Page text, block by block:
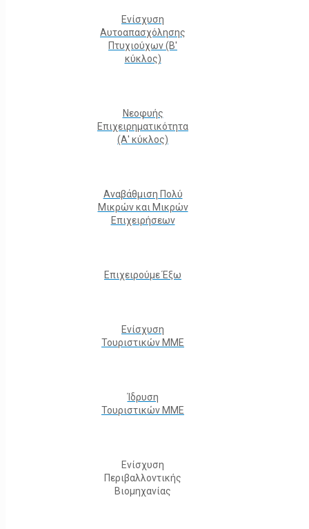
Ενίσχυση
Αυτοαπασχόλησης
Πτυχιούχων (Β'
κύκλος)
Νεοφυής
Επιχειρηματικότητα
(Α' κύκλος)
Αναβάθμιση Πολύ
Μικρών και Μικρών
Επιχειρήσεων
Επιχειρούμε Έξω
Ενίσχυση
Τουριστικών ΜΜΕ
Ίδρυση
Τουριστικών ΜΜΕ
Ενίσχυση
Περιβαλλοντικής
Βιομηχανίας